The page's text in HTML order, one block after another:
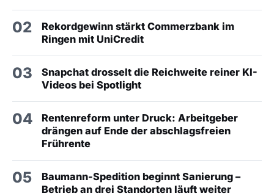
02
Rekordgewinn stärkt Commerzbank im
Ringen mit UniCredit
03
Snapchat drosselt die Reichweite reiner KI-
Videos bei Spotlight
04
Rentenreform unter Druck: Arbeitgeber
drängen auf Ende der abschlagsfreien
Frührente
05
Baumann-Spedition beginnt Sanierung –
Betrieb an drei Standorten läuft weiter